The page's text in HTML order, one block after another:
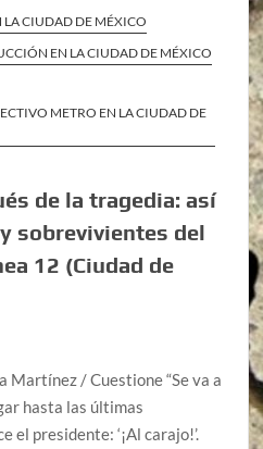
LA CIUDAD DE MÉXICO
EN LA CIUDAD DE MÉXICO
METRO EN LA CIUDAD DE
de la tragedia: así
sobrevivientes del
12 (Ciudad de
Martínez / Cuestione “Se va a
hasta las últimas
el presidente: ‘¡Al carajo!’.